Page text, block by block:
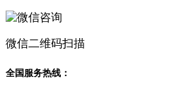
微信二维码扫描
全国服务热线：